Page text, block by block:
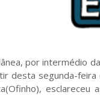
por intermédio
desta segunda-feira